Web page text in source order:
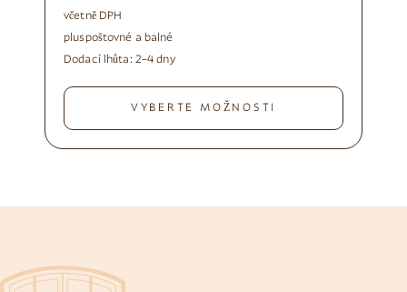
včetně DPH
pluspoštovné a balné
Dodací lhůta: 2–4 dny
VYBERTE MOŽNOSTI